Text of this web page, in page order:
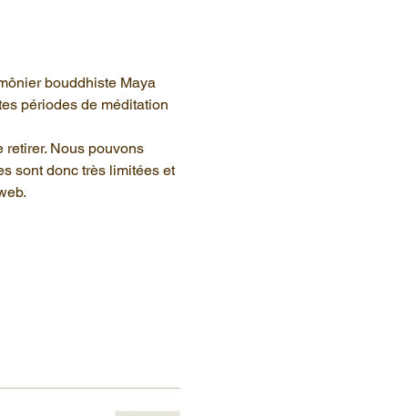
bouddhiste Maya
périodes de méditation
Nous pouvons
sont donc très limitées et